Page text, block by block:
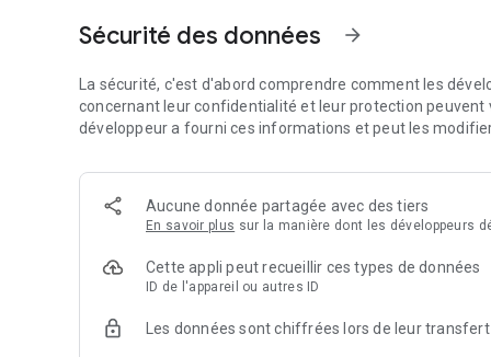
Nous assurons des liaisons vers et depuis la ville de
que des transferts vers les hôtels, les entreprises, et les
géographique s'étend en Europe pour répondre à tous
Tarification Transparente
Chez nous, la transparence est primordiale. Avant de
votre trajet. Aucun frais caché ne viendra perturber votre
Options de Paiement
Pour votre commodité, notre application propose des
expérience de voyage en réglant votre trajet directement
Sécurité des données arrow_forward
La sécurité, c'est d'abord comprendre comment les
concernant leur confidentialité et leur protection
développeur a fourni ces informations et peut les
Aucune donnée partagée avec des tiers
En savoir plus sur la manière dont les développeurs
Cette appli peut recueillir ces types de données
ID de l'appareil ou autres ID
Les données sont chiffrées lors de leur transfert